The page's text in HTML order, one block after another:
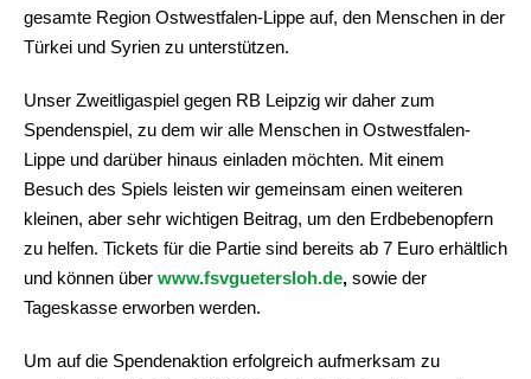
gesamte Region Ostwestfalen-Lippe auf, den Menschen in der
Türkei und Syrien zu unterstützen.
Unser Zweitligaspiel gegen RB Leipzig wir daher zum
Spendenspiel, zu dem wir alle Menschen in Ostwestfalen-
Lippe und darüber hinaus einladen möchten. Mit einem
Besuch des Spiels leisten wir gemeinsam einen weiteren
kleinen, aber sehr wichtigen Beitrag, um den Erdbebenopfern
zu helfen. Tickets für die Partie sind bereits ab 7 Euro erhältlich
und können über www.fsvguetersloh.de, sowie der
Tageskasse erworben werden.
Um auf die Spendenaktion erfolgreich aufmerksam zu